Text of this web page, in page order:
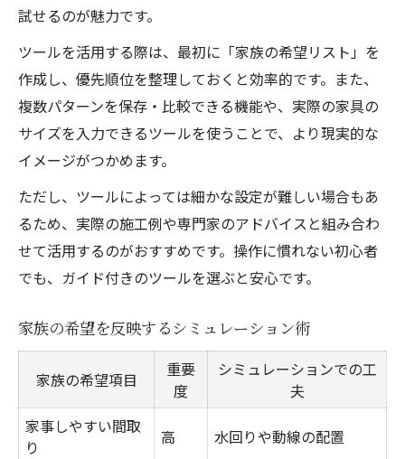
試せるのが魅力です。
ツールを活用する際は、最初に「家族の希望リスト」を
作成し、優先順位を整理しておくと効率的です。また、
複数パターンを保存・比較できる機能や、実際の家具の
サイズを入力できるツールを使うことで、より現実的な
イメージがつかめます。
ただし、ツールによっては細かな設定が難しい場合もあ
るため、実際の施工例や専門家のアドバイスと組み合わ
せて活用するのがおすすめです。操作に慣れない初心者
でも、ガイド付きのツールを選ぶと安心です。
家族の希望を反映するシミュレーション術
家族の希望項目
重要
度
シミュレーションでの工
夫
家事しやすい間取
り
高 水回りや動線の配置